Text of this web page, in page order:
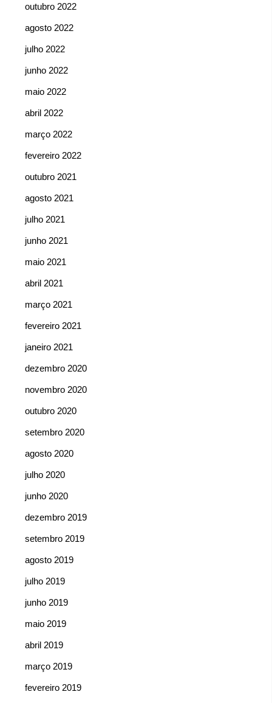
outubro 2022
agosto 2022
julho 2022
junho 2022
maio 2022
abril 2022
março 2022
fevereiro 2022
outubro 2021
agosto 2021
julho 2021
junho 2021
maio 2021
abril 2021
março 2021
fevereiro 2021
janeiro 2021
dezembro 2020
novembro 2020
outubro 2020
setembro 2020
agosto 2020
julho 2020
junho 2020
dezembro 2019
setembro 2019
agosto 2019
julho 2019
junho 2019
maio 2019
abril 2019
março 2019
fevereiro 2019